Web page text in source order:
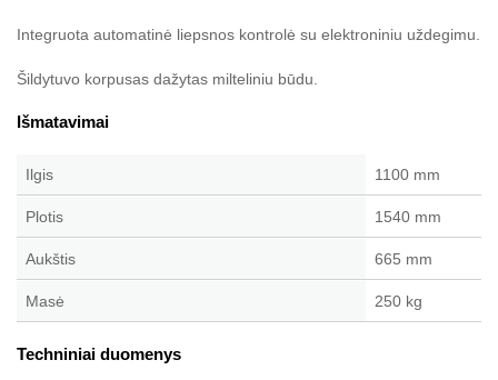
Integruota automatinė liepsnos kontrolė su elektroniniu uždegimu.
Šildytuvo korpusas dažytas milteliniu būdu.
Išmatavimai
Ilgis 1100 mm
Plotis 1540 mm
Aukštis 665 mm
Masė 250 kg
Techniniai duomenys